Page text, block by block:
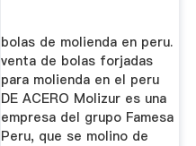
bolas de molienda en peru.
venta de bolas forjadas
para molienda en el peru
DE ACERO Molizur es una
empresa del grupo Famesa
Peru, que se molino de